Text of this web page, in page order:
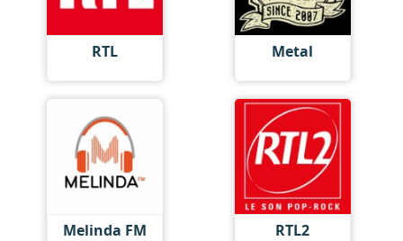
RTL Metal
Melinda FM RTL2